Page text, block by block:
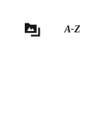
A-Z